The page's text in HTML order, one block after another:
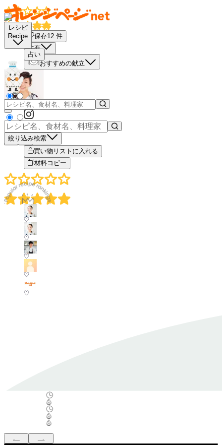
レシピ
Recipe
占い
絞り込み検索
保存12 件
共有
おすすめの献立
－
＋
買い物リストに入れる
材料コピー